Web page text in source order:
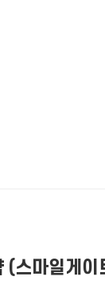
(스마일게이